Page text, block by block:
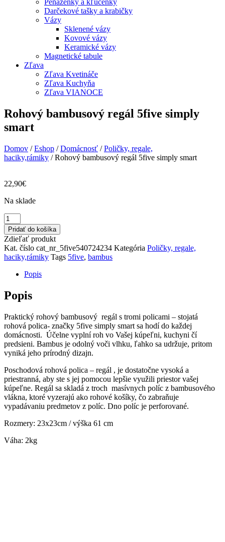
Peňaženky a kľúčenky
Darčekové tašky a krabičky
Vázy
Sklenené vázy
Kovové vázy
Keramické vázy
Magnetické tabule
Zľava
Zľava Kvetináče
Zľava Kuchyňa
Zľava VIANOCE
Rohový bambusový regál 5five simply
smart
Domov /Eshop /Domácnosť /Poličky, regale,
haciky,rámiky / Rohový bambusový regál 5five simply smart
22,90€
Na sklade
množstvo
Rohový
bambusový
regál
5five
simply
smart
Pridať do košíka
Zdieľať produkt
Kat. číslo cat_nr_5five540724234 Kategória Poličky, regale,
haciky,rámiky Tags 5five, bambus
Popis
Popis
Praktický rohový bambusový regál s tromi policami – stojatá
rohová polica- značky 5five simply smart sa hodí do každej
domácnosti. Účelne vyplní roh vo Vašej kúpeľni, kuchyni čí
predsieni. Bambus je odolný voči vlhku, ľahko sa udržuje, pritom
vyniká jeho prírodný dizajn.
Poschodová rohová polica – regál , je dostatočne vysoká a
priestranná, aby ste s jej pomocou lepšie využili priestor vašej
kúpeľne. Regál sa skladá z troch masívnych políc z bambusového
vlákna, ktoré vyzerajú ako rohové košíky, čo zabraňuje
vypadávaniu predmetov z políc. Dno políc je perforované.
Rozmery: 23x23cm / výška 61 cm
Váha: 2kg